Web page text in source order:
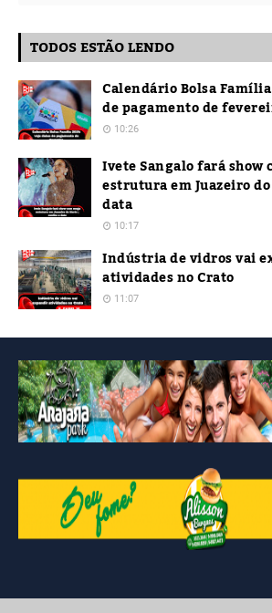
TODOS ESTÃO LENDO
Calendário Bolsa
de pagamento de
10:26
Ivete Sangalo fará show
estrutura em Juazeiro
data
10:17
Indústria de vidros vai
atividades no Crato
11:07